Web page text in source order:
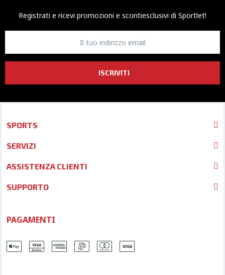
Registrati e ricevi promozioni e scontiesclusivi di Sportlet!
ISCRIVITI
SPORTS
SERVIZI
ASSISTENZA CLIENTI
SUPPORTO
PAGAMENTI